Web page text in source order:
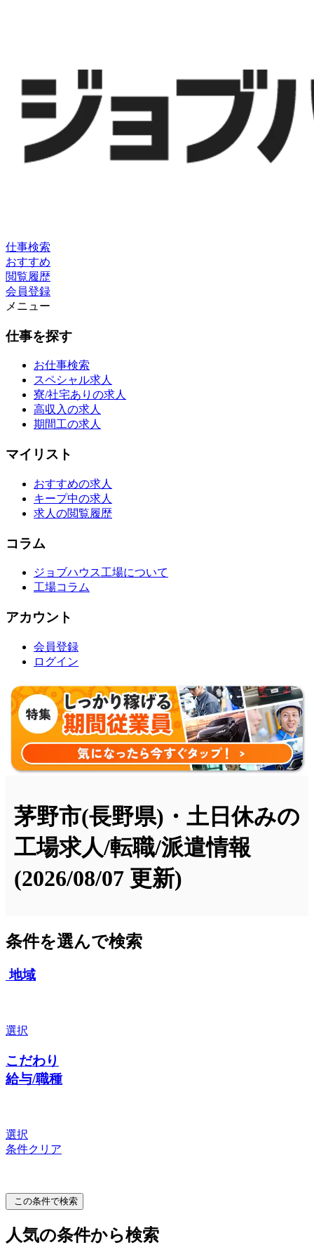
仕事検索
おすすめ
閲覧履歴
会員登録
メニュー
仕事を探す
お仕事検索
スペシャル求人
寮/社宅ありの求人
高収入の求人
期間工の求人
マイリスト
おすすめの求人
キープ中の求人
求人の閲覧履歴
コラム
ジョブハウス工場について
工場コラム
アカウント
会員登録
ログイン
茅野市(長野県)・土日休みの
工場求人/転職/派遣情報
(2026/08/07 更新)
条件を選んで検索
地域
選択
こだわり
給与/職種
選択
条件クリア
この条件で検索
人気の条件から検索